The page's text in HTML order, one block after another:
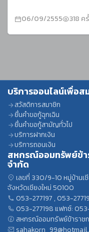
06/09/2555 318 ค
บริการออนไลน์เพื่อส
สวัสดิการสมาชิก
ยื่นคำขอกู้ฉุกเฉิน
ยื่นคำขอกู้สามัญทั่วไป
บริการฝากเงิน
บริการถอนเงิน
สหกรณ์ออมทรัพย์ข้า
จำกัด
เลขที่ 330/9-10 หมู่บ้านเ
จังหวัดเชียงใหม่ 50100
053-277197 ,053-
053-277198แฟกซ์:
สหกรณ์ออมทรัพย์ข้าราช